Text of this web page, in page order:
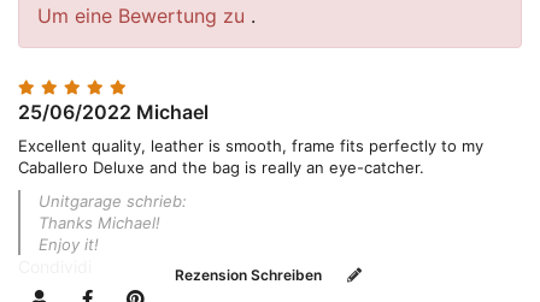
Um eine Bewertung zu .
25/06/2022 Michael
Excellent quality, leather is smooth, frame fits perfectly to my
Caballero Deluxe and the bag is really an eye-catcher.
Unitgarage schrieb:
Thanks Michael!
Enjoy it!
Rezension Schreiben